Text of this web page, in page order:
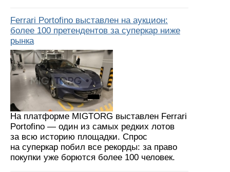
Ferrari Portofino выставлен на аукцион:
более 100 претендентов за суперкар ниже
рынка
На платформе MIGTORG выставлен Ferrari
Portofino — один из самых редких лотов
за всю историю площадки. Спрос
на суперкар побил все рекорды: за право
покупки уже борются более 100 человек.